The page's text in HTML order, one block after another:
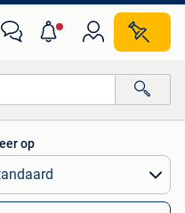
op